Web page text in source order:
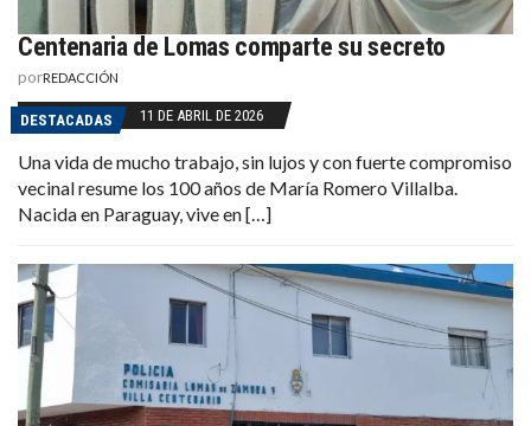
Centenaria de Lomas comparte su secreto
porREDACCIÓN
DESTACADAS 11 DE ABRIL DE 2026
Una vida de mucho trabajo, sin lujos y con fuerte compromiso
vecinal resume los 100 años de María Romero Villalba.
Nacida en Paraguay, vive en […]